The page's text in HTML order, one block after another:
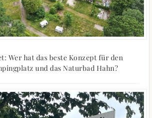
Wer hat das beste Konzept für den
und das Naturbad Hahn?